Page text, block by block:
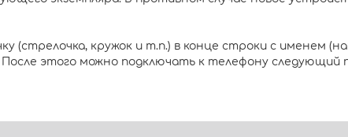
кружок и т.п.) в конце строки с именем
этого можно подключать к телефону следующий